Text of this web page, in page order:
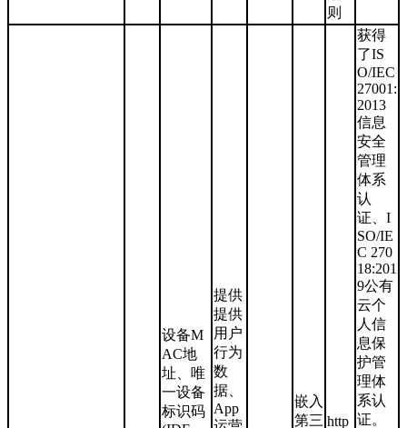
则
设备M
AC地
址、唯
一设备
标识码
提供
提供
用户
行为
数
据、
App
嵌入
第三 http
获得
了IS
O/IEC
27001:
2013
信息
安全
管理
体系
认
证、I
SO/IE
C 270
18:201
9公有
云个
人信
息保
护管
理体
系认
证。